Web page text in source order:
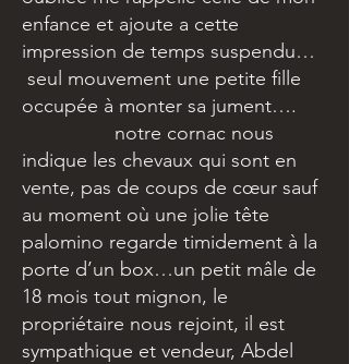
enfance et ajoute a cette
impression de temps suspendu…
seul mouvement une petite fille
occupée à monter sa jument….
notre cornac nous
indique les chevaux qui sont en
vente, pas de coups de cœur sauf
au moment où une jolie tête
palomino regarde timidement à la
porte d’un box…un petit mâle de
18 mois tout mignon, le
propriétaire nous rejoint, il est
sympathique et vendeur, Abdel